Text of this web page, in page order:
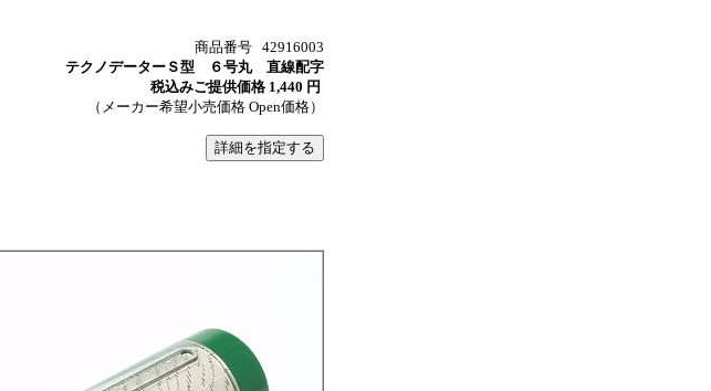
商品番号 42916003
テクノデーターＳ型 ６号丸 直線配字
税込みご提供価格 1,440 円
（メーカー希望小売価格 Open価格）